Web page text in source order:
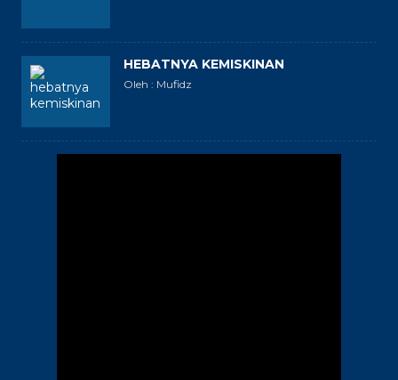
HEBATNYA KEMISKINAN
Oleh : Mufidz